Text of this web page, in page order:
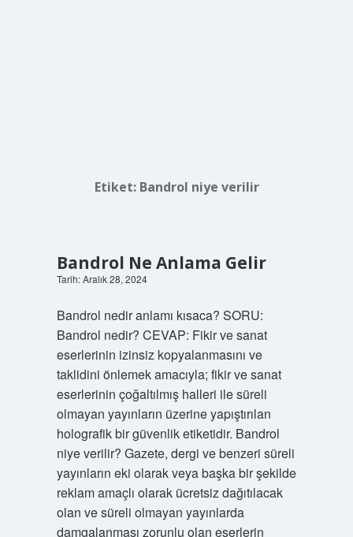
Etiket: Bandrol niye verilir
Bandrol Ne Anlama Gelir
Tarih: Aralık 28, 2024
Bandrol nedir anlamı kısaca? SORU:
Bandrol nedir? CEVAP: Fikir ve sanat
eserlerinin izinsiz kopyalanmasını ve
taklidini önlemek amacıyla; fikir ve sanat
eserlerinin çoğaltılmış halleri ile süreli
olmayan yayınların üzerine yapıştırılan
holografik bir güvenlik etiketidir. Bandrol
niye verilir? Gazete, dergi ve benzeri süreli
yayınların eki olarak veya başka bir şekilde
reklam amaçlı olarak ücretsiz dağıtılacak
olan ve süreli olmayan yayınlarda
damgalanması zorunlu olan eserlerin